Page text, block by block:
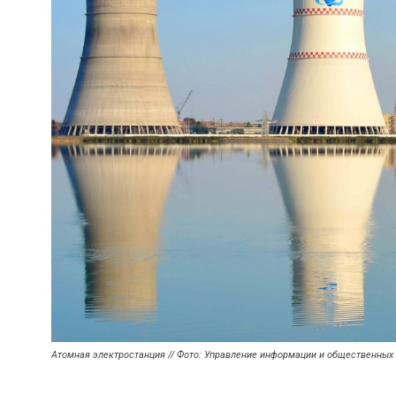
Атомная электростанция // Фото: Управление информации и